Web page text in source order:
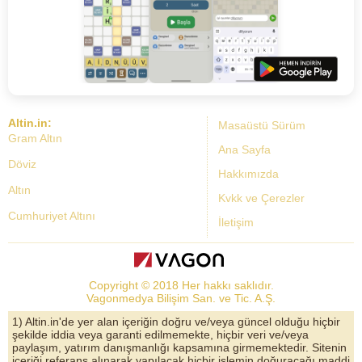
Masaüstü Sürüm
Ana Sayfa
Hakkımızda
Kvkk ve Çerezler
İletişim
Altin.in:
Gram Altın
Döviz
Altın
Cumhuriyet Altını
Dolar Kuru
Altın Yorumları
Döviz Kurları
Copyright © 2018 Her hakkı saklıdır.
Vagonmedya Bilişim San. ve Tic. A.Ş.
1) Altin.in'de yer alan içeriğin doğru ve/veya güncel olduğu hiçbir
şekilde iddia veya garanti edilmemekte, hiçbir veri ve/veya
paylaşım, yatırım danışmanlığı kapsamına girmemektedir. Sitenin